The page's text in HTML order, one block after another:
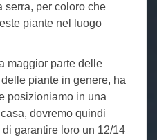
serra, per coloro che
piante nel luogo
maggior parte delle
piante in genere, ha
posizioniamo in una
dovremo quindi
garantire loro un 12/14